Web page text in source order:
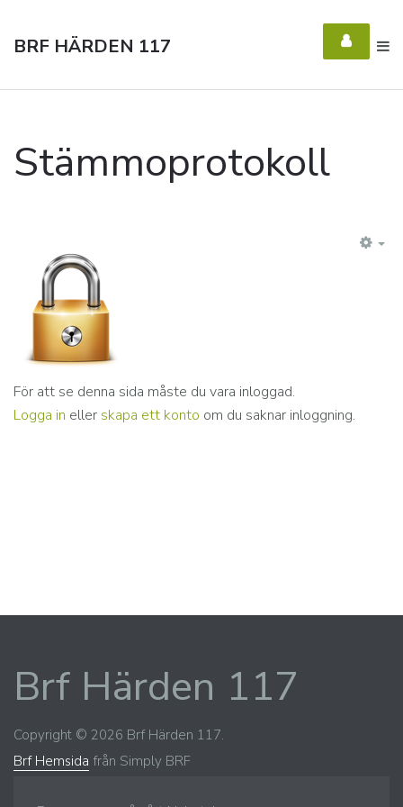
BRF HÄRDEN 117
Stämmoprotokoll
För att se denna sida måste du vara inloggad.
Logga in eller skapa ett konto om du saknar inloggning.
Brf Härden 117
Copyright © 2026 Brf Härden 117.
Brf Hemsida från Simply BRF